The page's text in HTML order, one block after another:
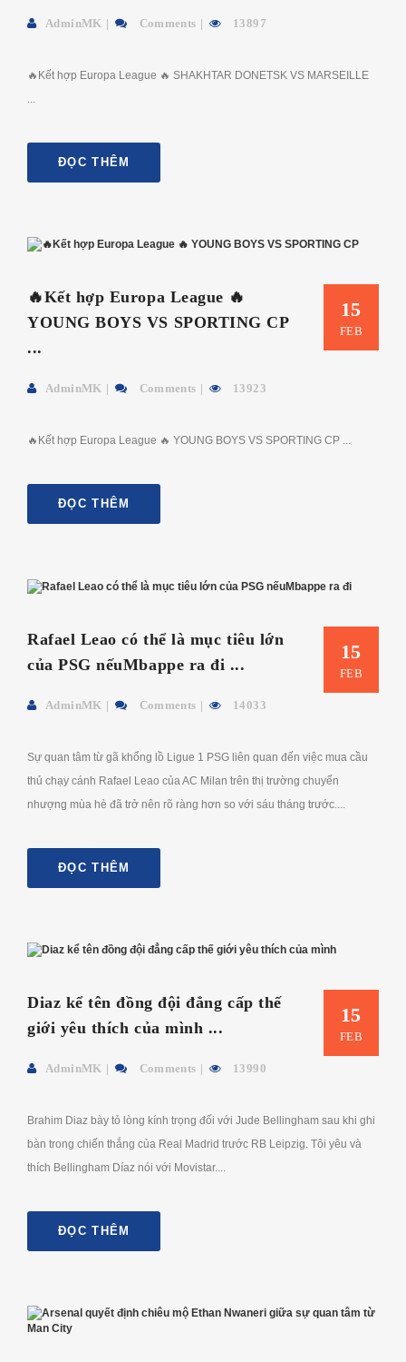
AdminMK Comments 13897
🔥Kết hợp Europa League 🔥 SHAKHTAR DONETSK VS MARSEILLE
...
ĐỌC THÊM
15
FEB
🔥Kết hợp Europa League 🔥
YOUNG BOYS VS SPORTING CP
...
AdminMK Comments 13923
🔥Kết hợp Europa League 🔥 YOUNG BOYS VS SPORTING CP ...
ĐỌC THÊM
15
FEB
Rafael Leao có thể là mục tiêu lớn
của PSG nếuMbappe ra đi ...
AdminMK Comments 14033
Sự quan tâm từ gã khổng lồ Ligue 1 PSG liên quan đến việc mua cầu
thủ chạy cánh Rafael Leao của AC Milan trên thị trường chuyển
nhượng mùa hè đã trở nên rõ ràng hơn so với sáu tháng trước....
ĐỌC THÊM
15
FEB
Diaz kể tên đồng đội đẳng cấp thế
giới yêu thích của mình ...
AdminMK Comments 13990
Brahim Diaz bày tỏ lòng kính trọng đối với Jude Bellingham sau khi ghi
bàn trong chiến thắng của Real Madrid trước RB Leipzig. Tôi yêu và
thích Bellingham Díaz nói với Movistar....
ĐỌC THÊM